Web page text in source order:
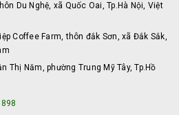
Du Nghệ, xã Quốc Oai, Tp.Hà Nội, Việt
Coffee Farm, thôn đắk Sơn, xã Đắk Sắk,
Thị Năm, phường Trung Mỹ Tây, Tp.Hồ